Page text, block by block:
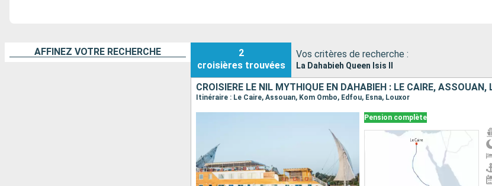
AFFINEZ VOTRE RECHERCHE
2
croisières trouvées
Vos critères de recherche :
La Dahabieh Queen Isis II
CROISIÈRE LE NIL MYTHIQUE EN DAHABIEH : LE CAIRE, ASSOUAN,
Itinéraire : Le Caire, Assouan, Kom Ombo, Edfou, Esna, Louxor
Pension complète